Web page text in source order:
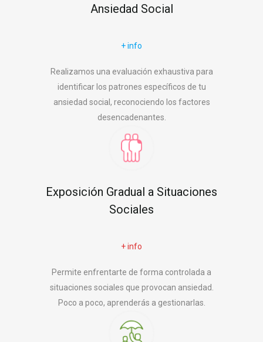
Ansiedad Social
+ info
Realizamos una evaluación exhaustiva para
identificar los patrones específicos de tu
ansiedad social, reconociendo los factores
desencadenantes.
Exposición Gradual a Situaciones
Sociales
+ info
Permite enfrentarte de forma controlada a
situaciones sociales que provocan ansiedad.
Poco a poco, aprenderás a gestionarlas.